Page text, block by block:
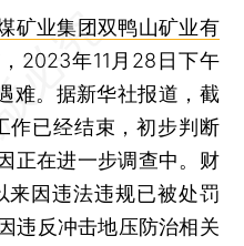
矿业集团双鸭山矿业有
2023年11月28日下午
难。据新华社报道，截
作已经结束，初步判断
正在进一步调查中。财
因违法违规已被处罚
违反冲击地压防治相关